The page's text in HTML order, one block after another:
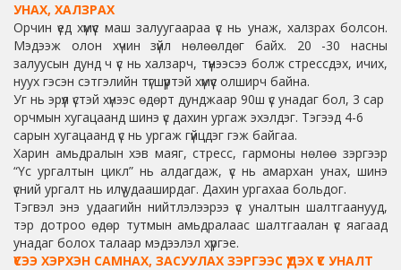
УНАХ, ХАЛЗРАХ
Орчин үед хүмүүс маш залуугаараа үс нь унаж, халзрах болсон.
Мэдээж олон хүчин зүйл нөлөөлдөг байх. 20 -30 насны
залуусын дунд ч үс нь халзарч, түүнээсээ болж стрессдэх, ичих,
нуух гэсэн сэтгэлийн түгшүүртэй хүмүүс олширч байна.
Уг нь эрүүл үстэй хүнээс өдөрт дунджаар 90ш үс унадаг бол, 3 сар
орчмын хугацаанд шинэ үс дахин ургаж эхэлдэг. Тэгээд 4-6
сарын хугацаанд үс нь ургаж гүйцдэг гэж байгаа.
Харин амьдралын хэв маяг, стресс, гармоны нөлөө зэргээр
“Үс ургалтын цикл” нь алдагдаж, үс нь амархан унах, шинэ
үсний ургалт нь илүү удааширдаг. Дахин ургахаа больдог.
Тэгвэл энэ удаагийн нийтлэлээрээ үс уналтын шалтгаанууд,
тэр дотроо өдөр тутмын амьдралаас шалтгаалан үс яагаад
унадаг болох талаар мэдээлэл хүргэе.
ҮСЭЭ ХЭРХЭН САМНАХ, ЗАСУУЛАХ ЗЭРГЭЭС ҮҮДЭХ ҮС УНАЛТ